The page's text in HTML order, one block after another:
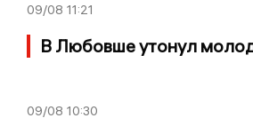
09/08 11:21
В Любовше утонул
09/08 10:30